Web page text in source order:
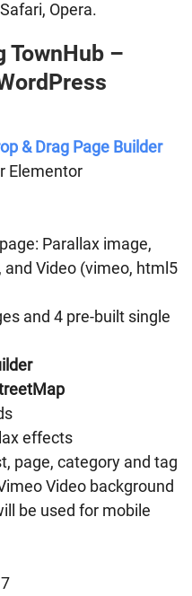
Opera.
TownHub –
& Drag Page Builder
Elementor
Parallax image,
and Video (vimeo, html5
and 4 pre-built single
effects
page, category and tag
Video background
be used for mobile